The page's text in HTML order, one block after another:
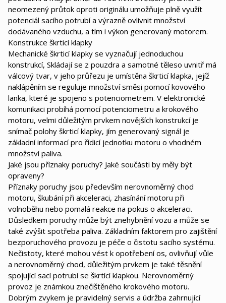
neomezený průtok oproti originálu umožňuje plně využít
potenciál sacího potrubí a výrazně ovlivnit množství
dodávaného vzduchu, a tím i výkon generovaný motorem.
Konstrukce škrticí klapky
Mechanické škrticí klapky se vyznačují jednoduchou
konstrukcí, Skládají se z pouzdra a samotné těleso uvnitř má
válcový tvar, v jeho průřezu je umístěna škrticí klapka, jejíž
naklápěním se reguluje množství směsi pomocí kovového
lanka, které je spojeno s potenciometrem. V elektronické
komunikaci probíhá pomocí potenciometru a krokového
motoru, velmi důležitým prvkem novějších konstrukcí je
snímač polohy škrticí klapky, jím generovaný signál je
základní informací pro řídicí jednotku motoru o vhodném
množství paliva.
Jaké jsou příznaky poruchy? Jaké součásti by měly být
opraveny?
Příznaky poruchy jsou především nerovnoměrný chod
motoru, škubání při akceleraci, zhasínání motoru při
volnoběhu nebo pomalá reakce na pokus o akceleraci.
Důsledkem poruchy může být znehybnění vozu a může se
také zvýšit spotřeba paliva. Základním faktorem pro zajištění
bezporuchového provozu je péče o čistotu sacího systému.
Nečistoty, které mohou vést k opotřebení os, ovlivňují vůle
a nerovnoměrný chod, důležitým prvkem je také těsnění
spojující sací potrubí se škrtící klapkou. Nerovnoměrný
provoz je známkou znečištěného krokového motoru.
Dobrým zvykem je pravidelný servis a údržba zahrnující